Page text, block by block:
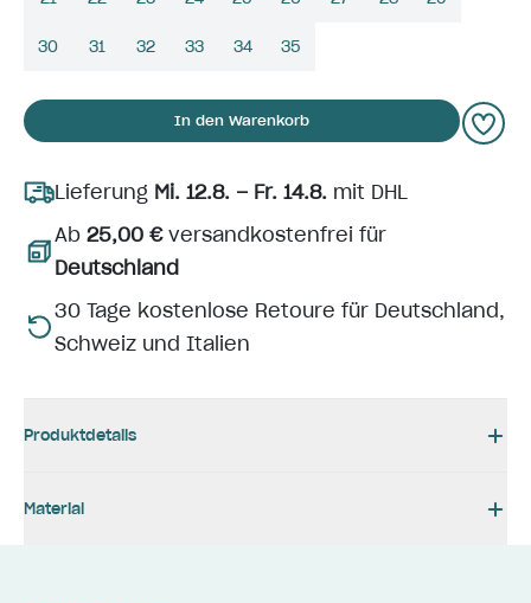
30 31 32 33 34 35
In den Warenkorb
Lieferung Mi. 12.8. – Fr. 14.8. mit DHL
Ab 25,00 €versandkostenfrei für
Deutschland
30 Tage kostenlose Retoure für Deutschland,
Schweiz und Italien
Produktdetails
Material